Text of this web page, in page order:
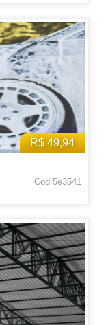
R$ 49,94
Cod 5e3541